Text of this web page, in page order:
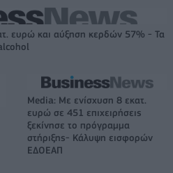
ευρώ και αύξηση κερδών 57% - Τα
Media: Με ενίσχυση 8 εκατ.
ευρώ σε 451 επιχειρήσεις
ξεκίνησε το πρόγραμμα
στήριξης- Κάλυψη εισφορών
ΕΔΟΕΑΠ